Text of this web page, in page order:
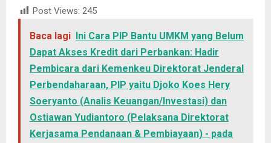
Post Views: 245
Baca lagi Ini Cara PIP Bantu UMKM yang Belum
Dapat Akses Kredit dari Perbankan: Hadir
Pembicara dari Kemenkeu Direktorat Jenderal
Perbendaharaan, PIP yaitu Djoko Koes Hery
Soeryanto (Analis Keuangan/Investasi) dan
Ostiawan Yudiantoro (Pelaksana Direktorat
Kerjasama Pendanaan & Pembiayaan) - pada